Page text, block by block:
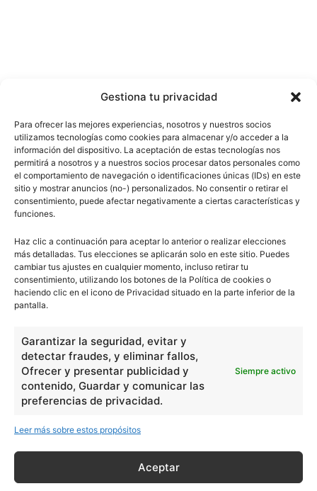
Gestiona tu privacidad
Para ofrecer las mejores experiencias, nosotros y nuestros socios
utilizamos tecnologías como cookies para almacenar y/o acceder a la
información del dispositivo. La aceptación de estas tecnologías nos
permitirá a nosotros y a nuestros socios procesar datos personales como
el comportamiento de navegación o identificaciones únicas (IDs) en este
sitio y mostrar anuncios (no-) personalizados. No consentir o retirar el
consentimiento, puede afectar negativamente a ciertas características y
funciones.
Haz clic a continuación para aceptar lo anterior o realizar elecciones
más detalladas. Tus elecciones se aplicarán solo en este sitio. Puedes
cambiar tus ajustes en cualquier momento, incluso retirar tu
consentimiento, utilizando los botones de la Política de cookies o
haciendo clic en el icono de Privacidad situado en la parte inferior de la
pantalla.
Garantizar la seguridad, evitar y
detectar fraudes, y eliminar fallos,
Ofrecer y presentar publicidad y
contenido, Guardar y comunicar las
preferencias de privacidad.
Siempre activo
Leer más sobre estos propósitos
Aceptar